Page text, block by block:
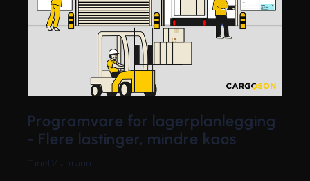
Programvare for lagerplanlegging
- Flere lastinger, mindre kaos
Tanel Vaarmann